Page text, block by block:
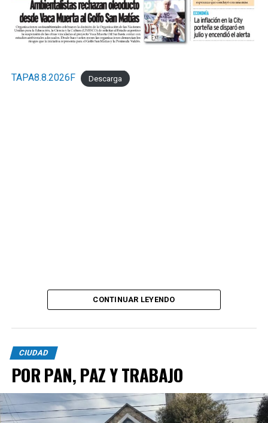
TAPA8.8.2026F Descarga
CONTINUAR LEYENDO
CIUDAD
POR PAN, PAZ Y TRABAJO